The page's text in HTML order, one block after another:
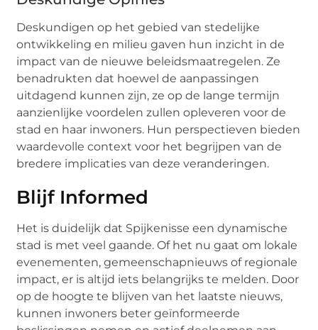
Deskundigen op het gebied van stedelijke
ontwikkeling en milieu gaven hun inzicht in de
impact van de nieuwe beleidsmaatregelen. Ze
benadrukten dat hoewel de aanpassingen
uitdagend kunnen zijn, ze op de lange termijn
aanzienlijke voordelen zullen opleveren voor de
stad en haar inwoners. Hun perspectieven bieden
waardevolle context voor het begrijpen van de
bredere implicaties van deze veranderingen.
Blijf Informed
Het is duidelijk dat Spijkenisse een dynamische
stad is met veel gaande. Of het nu gaat om lokale
evenementen, gemeenschapnieuws of regionale
impact, er is altijd iets belangrijks te melden. Door
op de hoogte te blijven van het laatste nieuws,
kunnen inwoners beter geïnformeerde